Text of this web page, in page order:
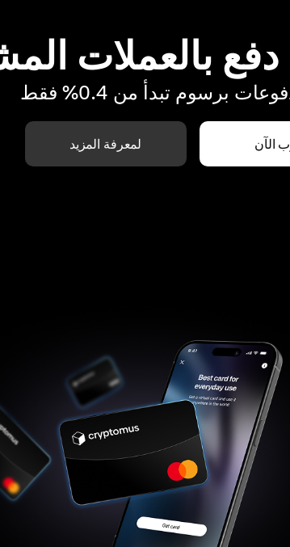
دفع بالعملات
برسوم تبدأ من 0.4% فقط
الآن لمعرفة المزيد